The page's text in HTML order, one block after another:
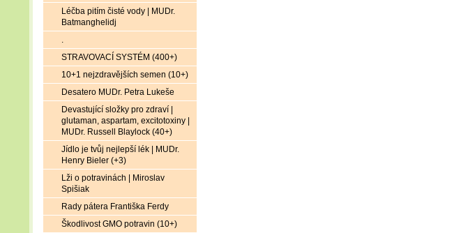
Léčba pitím čisté vody | MUDr.
Batmanghelidj
.
STRAVOVACÍ SYSTÉM (400+)
10+1 nejzdravějších semen (10+)
Desatero MUDr. Petra Lukeše
Devastující složky pro zdraví |
glutaman, aspartam, excitotoxiny |
MUDr. Russell Blaylock (40+)
Jídlo je tvůj nejlepší lék | MUDr.
Henry Bieler (+3)
Lži o potravinách | Miroslav
Spišiak
Rady pátera Františka Ferdy
Škodlivost GMO potravin (10+)